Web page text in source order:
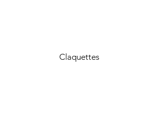
Claquettes